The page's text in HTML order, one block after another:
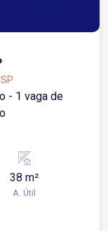
- 1 vaga de
38 m²
A. Útil